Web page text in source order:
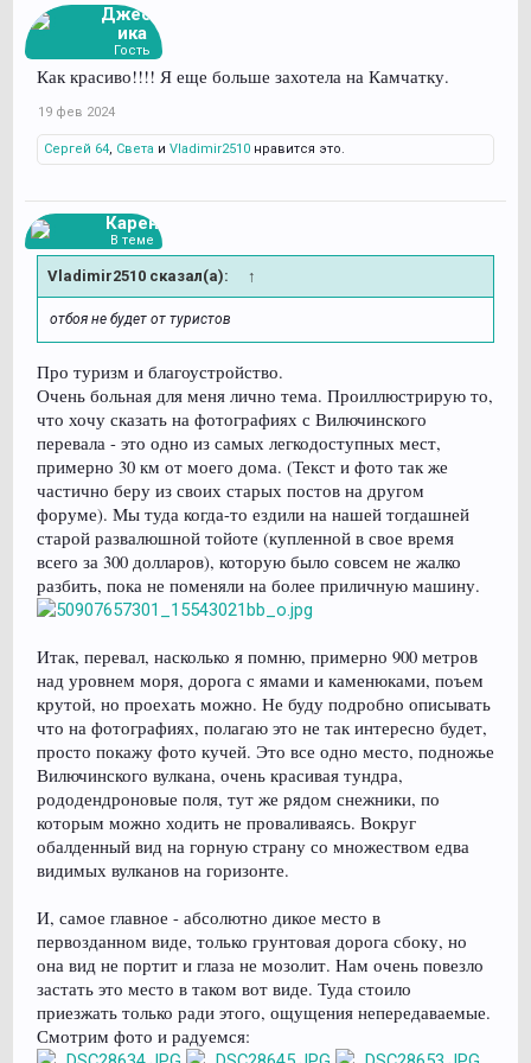
Джесс
ика
Гость
Как красиво!!!! Я еще больше захотела на Камчатку.
19 фев 2024
Сергей 64, Света и Vladimir2510 нравится это.
Карен
В теме
Vladimir2510 сказал(а): ↑
отбоя не будет от туристов
Про туризм и благоустройство.
Очень больная для меня лично тема. Проиллюстрирую то,
что хочу сказать на фотографиях с Вилючинского
перевала - это одно из самых легкодоступных мест,
примерно 30 км от моего дома. (Текст и фото так же
частично беру из своих старых постов на другом
форуме). Мы туда когда-то ездили на нашей тогдашней
старой развалюшной тойоте (купленной в свое время
всего за 300 долларов), которую было совсем не жалко
разбить, пока не поменяли на более приличную машину.
Итак, перевал, насколько я помню, примерно 900 метров
над уровнем моря, дорога с ямами и каменюками, поъем
крутой, но проехать можно. Не буду подробно описывать
что на фотографиях, полагаю это не так интересно будет,
просто покажу фото кучей. Это все одно место, подножье
Вилючинского вулкана, очень красивая тундра,
рододендроновые поля, тут же рядом снежники, по
которым можно ходить не проваливаясь. Вокруг
обалденный вид на горную страну со множеством едва
видимых вулканов на горизонте.
И, самое главное - абсолютно дикое место в
первозданном виде, только грунтовая дорога сбоку, но
она вид не портит и глаза не мозолит. Нам очень повезло
застать это место в таком вот виде. Туда стоило
приезжать только ради этого, ощущения непередаваемые.
Смотрим фото и радуемся: